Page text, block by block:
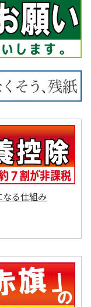
る仕組み